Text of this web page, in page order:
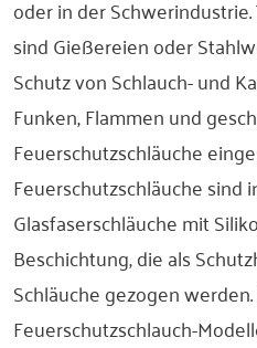
oder in der
sind Gießereien oder
Schutz von Schlauch- und
Funken, Flammen und
Feuerschutzschläuche
Feuerschutzschläuche sind
Glasfaserschläuche mit
Beschichtung, die als
Schläuche gezogen
Feuerschutzschlauch-